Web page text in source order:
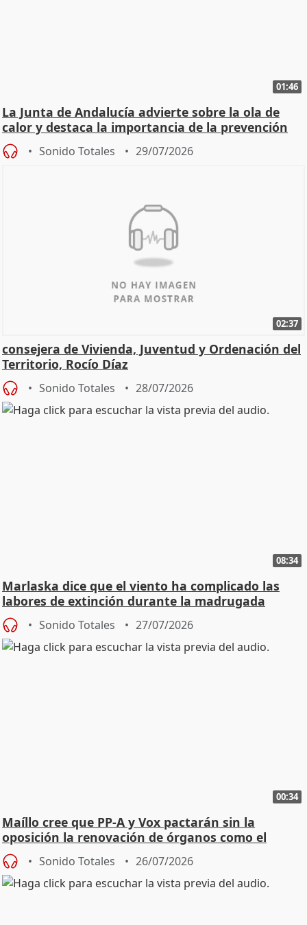
01:46
La Junta de Andalucía advierte sobre la ola de
calor y destaca la importancia de la prevención
Sonido Totales 29/07/2026
02:37
consejera de Vivienda, Juventud y Ordenación del
Territorio, Rocío Díaz
Sonido Totales 28/07/2026
08:34
Marlaska dice que el viento ha complicado las
labores de extinción durante la madrugada
Sonido Totales 27/07/2026
00:34
Maíllo cree que PP-A y Vox pactarán sin la
oposición la renovación de órganos como el
Defensor
Sonido Totales 26/07/2026